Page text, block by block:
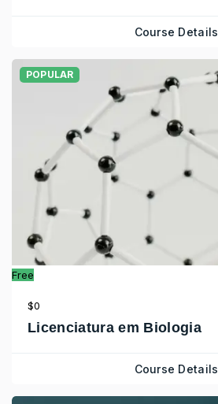
Course Details
Free
POPULAR
$0
Licenciatura em Biologia
Course Details